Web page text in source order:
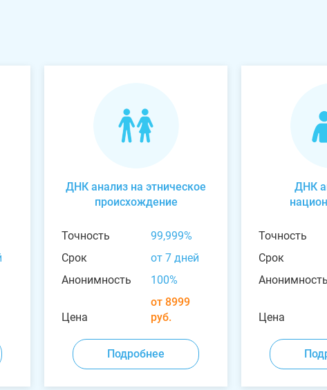
ДНК анализ на этническое
происхождение
Точность
99,999%
Срок
от 7 дней
Анонимность
100%
Цена
от 8999
руб.
Подробнее
ДНК
Точность
Срок
Анонимность
Цена